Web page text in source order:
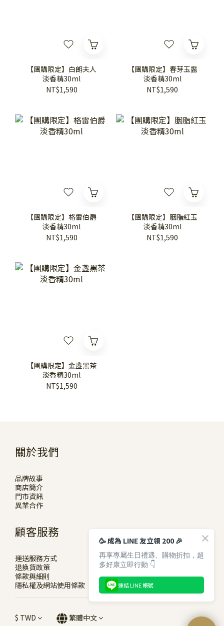
【團購限定】白朗夫人
淡香精30ml
NT$1,590
【團購限定】春芽玉露
淡香精30ml
NT$1,590
【團購限定】格雷伯爵
淡香精30ml
NT$1,590
【團購限定】胭脂紅玉
淡香精30ml
NT$1,590
【團購限定】金盞黑茶
淡香精30ml
NT$1,590
關於我們
品牌故事
商店簡介
門市資訊
異業合作
顧客服務
運送服務方式
退換貨政策
條款與細則
隱私權及網站使用條款
$ TWD 繁體中文
🥳 成為 LINE 友立領 200 🎉
再享專屬生日禮遇、購物折扣，超
多好康立即行動 👇
連結 LINE 帳號